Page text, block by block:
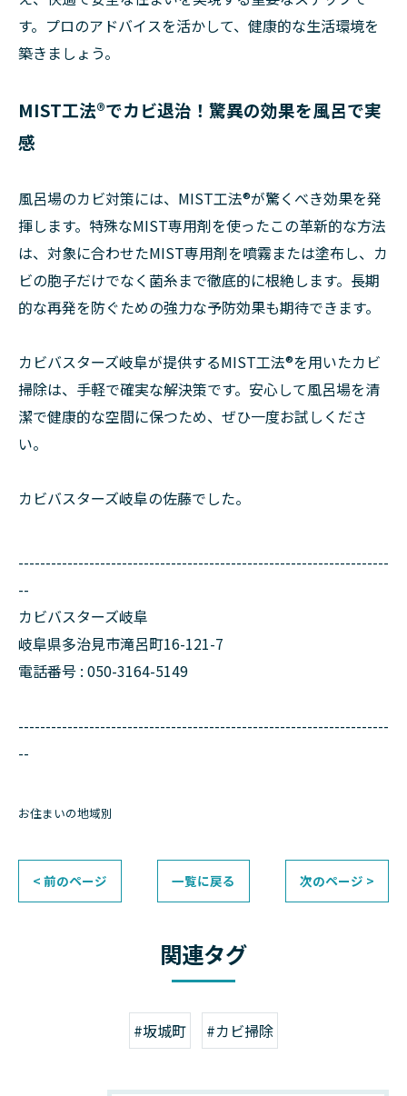
す。プロのアドバイスを活かして、健康的な生活環境を
築きましょう。
MIST工法®でカビ退治！驚異の効果を風呂で実
感
風呂場のカビ対策には、MIST工法®が驚くべき効果を発
揮します。特殊なMIST専用剤を使ったこの革新的な方法
は、対象に合わせたMIST専用剤を噴霧または塗布し、カ
ビの胞子だけでなく菌糸まで徹底的に根絶します。長期
的な再発を防ぐための強力な予防効果も期待できます。
カビバスターズ岐阜が提供するMIST工法®を用いたカビ
掃除は、手軽で確実な解決策です。安心して風呂場を清
潔で健康的な空間に保つため、ぜひ一度お試しくださ
い。
カビバスターズ岐阜の佐藤でした。
--------------------------------------------------------------------
--
カビバスターズ岐阜
岐阜県多治見市滝呂町16-121-7
電話番号 : 050-3164-5149
--------------------------------------------------------------------
--
お住まいの地域別
< 前のページ 一覧に戻る 次のページ >
関連タグ
#坂城町 #カビ掃除